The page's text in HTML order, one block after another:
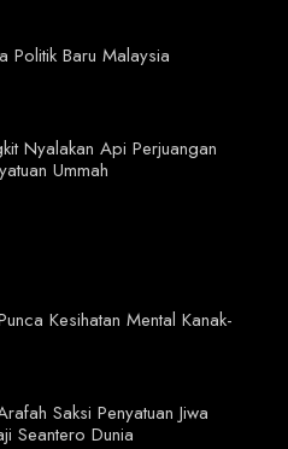
Politik Baru Malaysia
Nyalakan Api Perjuangan
Ummah
Kesihatan Mental Kanak-
Saksi Penyatuan Jiwa
Seantero Dunia